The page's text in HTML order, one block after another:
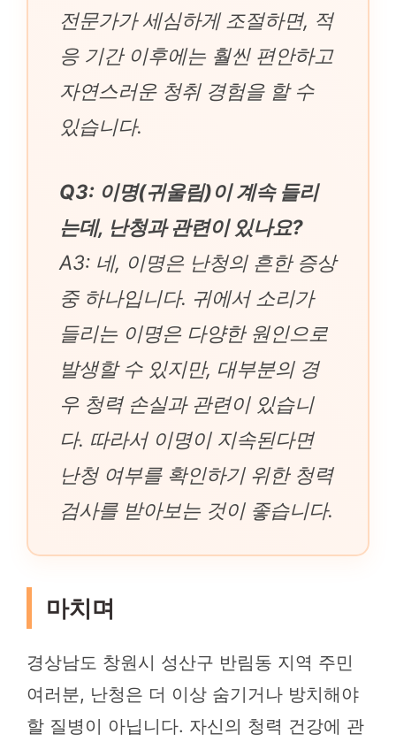
전문가가 세심하게 조절하면, 적
응 기간 이후에는 훨씬 편안하고
자연스러운 청취 경험을 할 수
있습니다.
Q3: 이명(귀울림)이 계속 들리
는데, 난청과 관련이 있나요?
A3: 네, 이명은 난청의 흔한 증상
중 하나입니다. 귀에서 소리가
들리는 이명은 다양한 원인으로
발생할 수 있지만, 대부분의 경
우 청력 손실과 관련이 있습니
다. 따라서 이명이 지속된다면
난청 여부를 확인하기 위한 청력
검사를 받아보는 것이 좋습니다.
마치며
경상남도 창원시 성산구 반림동 지역 주민
여러분, 난청은 더 이상 숨기거나 방치해야
할 질병이 아닙니다. 자신의 청력 건강에 관